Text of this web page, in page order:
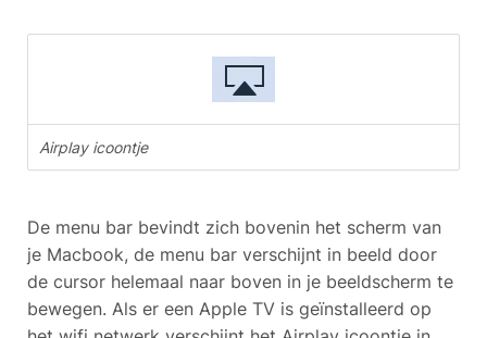
Airplay icoontje
De menu bar bevindt zich bovenin het scherm van
je Macbook, de menu bar verschijnt in beeld door
de cursor helemaal naar boven in je beeldscherm te
bewegen. Als er een Apple TV is geïnstalleerd op